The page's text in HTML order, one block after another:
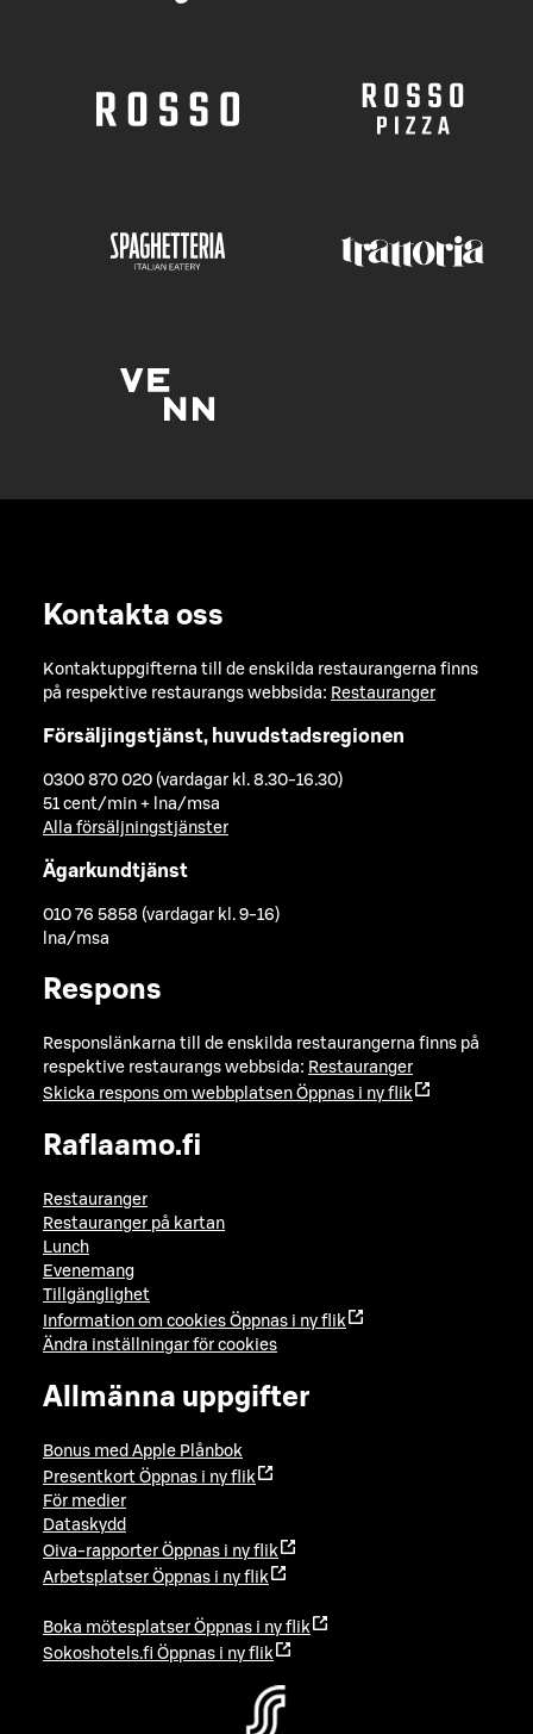
Kontakta oss
Kontaktuppgifterna till de enskilda restaurangerna finns
på respektive restaurangs webbsida: Restauranger
Försäljingstjänst, huvudstadsregionen
0300 870 020 (vardagar kl. 8.30-16.30)
51 cent/min + lna/msa
Alla försäljningstjänster
Ägarkundtjänst
010 76 5858 (vardagar kl. 9-16)
lna/msa
Respons
Responslänkarna till de enskilda restaurangerna finns på
respektive restaurangs webbsida: Restauranger
Skicka respons om webbplatsen Öppnas i ny flik
Raflaamo.fi
Restauranger
Restauranger på kartan
Lunch
Evenemang
Tillgänglighet
Information om cookies Öppnas i ny flik
Ändra inställningar för cookies
Allmänna uppgifter
Bonus med Apple Plånbok
Presentkort Öppnas i ny flik
För medier
Dataskydd
Oiva-rapporter Öppnas i ny flik
Arbetsplatser Öppnas i ny flik
Boka mötesplatser Öppnas i ny flik
Sokoshotels.fi Öppnas i ny flik